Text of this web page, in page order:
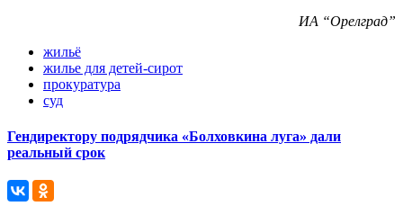
ИА “Орелград”
жильё
жилье для детей-сирот
прокуратура
суд
Гендиректору подрядчика «Болховкина луга» дали
реальный срок